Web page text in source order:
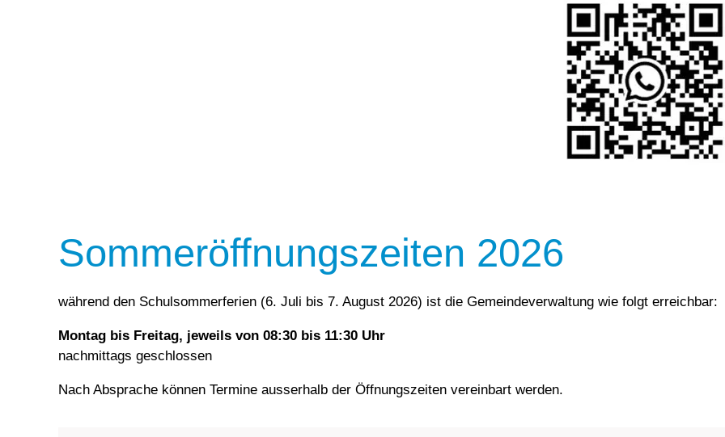
Sommeröffnungszeiten 2026
während den Schulsommerferien (6. Juli bis 7. August 2026) ist die Gemeindeverwaltung wie folgt erreichbar:
Montag bis Freitag, jeweils von 08:30 bis 11:30 Uhr
nachmittags geschlossen
Nach Absprache können Termine ausserhalb der Öffnungszeiten vereinbart werden.